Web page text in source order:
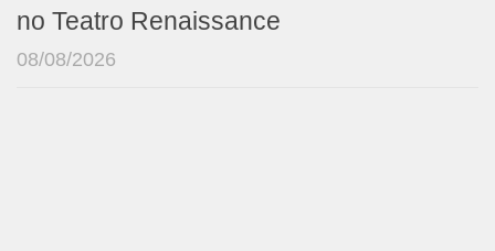
no Teatro Renaissance
08/08/2026